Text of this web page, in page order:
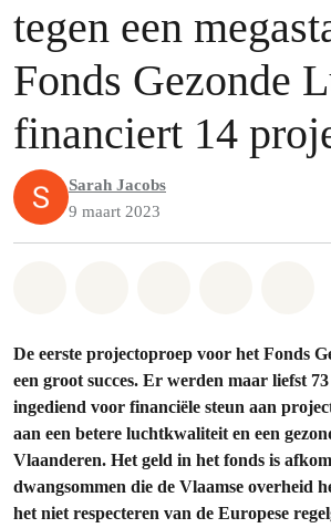
tegen een
Fonds Gezonde
financiert 14
Sarah Jacobs
9 maart 2023
De eerste projectoproep voor het Fonds
een groot succes. Er werden maar liefst
ingediend voor financiële steun aan
aan een betere luchtkwaliteit en een
Vlaanderen. Het geld in het fonds is
dwangsommen die de Vlaamse overheid
het niet respecteren van de Europese